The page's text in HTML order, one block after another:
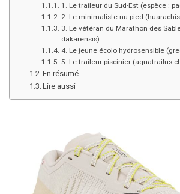
1. Le traileur du Sud-Est (espèce :
2. Le minimaliste nu-pied
3. Le vétéran du Marathon des
dakarensis)
4. Le jeune écolo hydrosensible
5. Le traileur piscinier (aquatrailus
En résumé
Lire aussi